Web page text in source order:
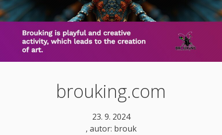
brouking.com
23. 9. 2024
, autor: brouk